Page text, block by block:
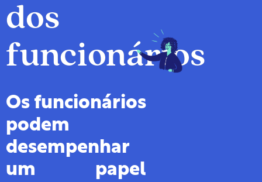
dos
funcionários
Os funcionários
podem
desempenhar
um papel